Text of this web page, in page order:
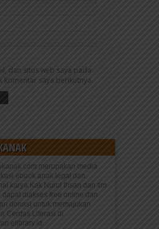
dan situs web saya pada
komentar saya berikutnya.
merupakan media
ebook anak legal dan
karya Kak Nurul Ihsan dan tim
dapat diakses free online dan
donasi untuk memajukan
Cerdas Literasi di
elibrary.id.